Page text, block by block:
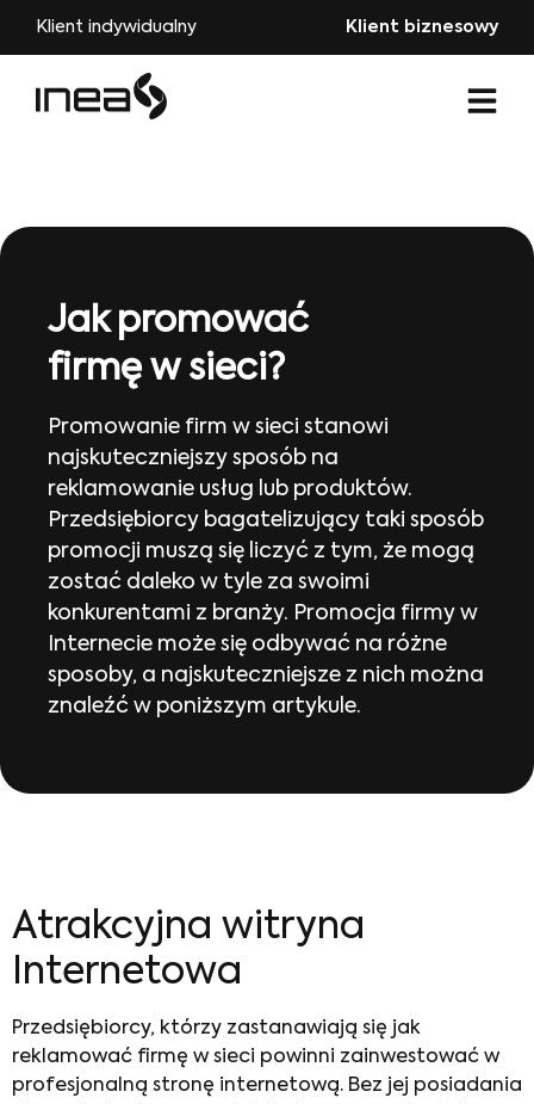
Klient indywidualny Klient biznesowy
Jak promować
firmę w sieci?
Promowanie firm w sieci stanowi
najskuteczniejszy sposób na
reklamowanie usług lub produktów.
Przedsiębiorcy bagatelizujący taki sposób
promocji muszą się liczyć z tym, że mogą
zostać daleko w tyle za swoimi
konkurentami z branży. Promocja firmy w
Internecie może się odbywać na różne
sposoby, a najskuteczniejsze z nich można
znaleźć w poniższym artykule.
Atrakcyjna witryna
Internetowa
Przedsiębiorcy, którzy zastanawiają się jak
reklamować firmę w sieci powinni zainwestować w
profesjonalną stronę internetową. Bez jej posiadania